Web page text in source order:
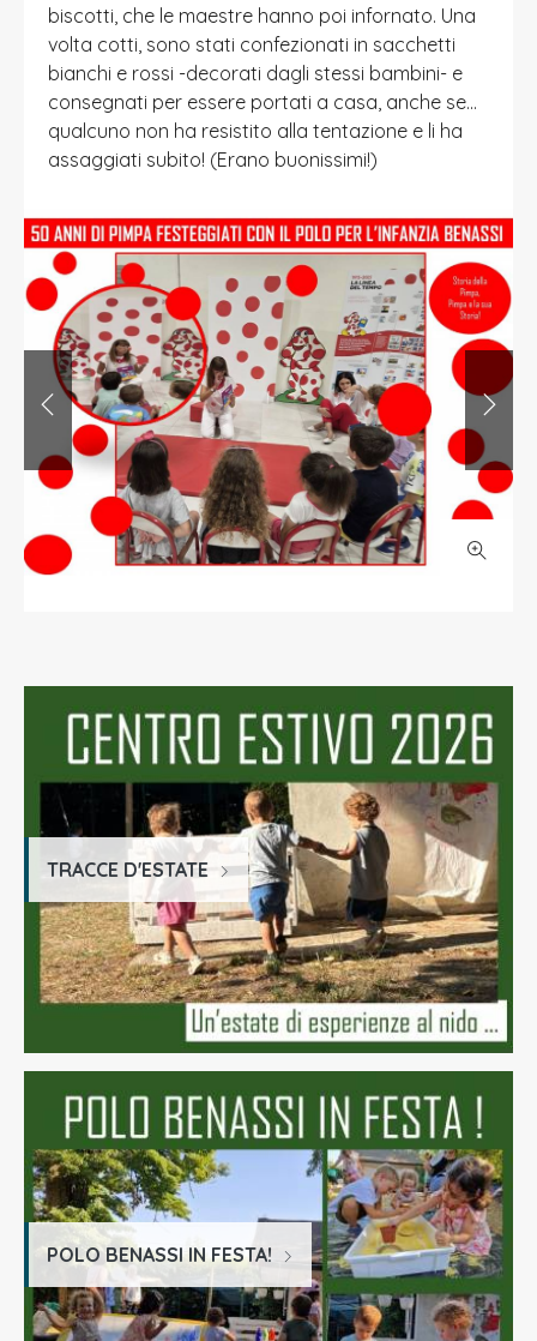
biscotti, che le maestre hanno poi infornato. Una
volta cotti, sono stati confezionati in sacchetti
bianchi e rossi -decorati dagli stessi bambini- e
consegnati per essere portati a casa, anche se...
qualcuno non ha resistito alla tentazione e li ha
assaggiati subito! (Erano buonissimi!)
TRACCE D'ESTATE
POLO BENASSI IN FESTA!